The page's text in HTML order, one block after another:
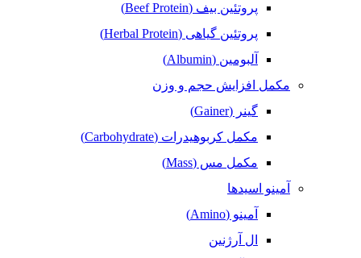
پروتئین بیف (Beef Protein)
پروتئین گیاهی (Herbal Protein)
آلبومین (Albumin)
مکمل افزایش حجم و وزن
گینر (Gainer)
مکمل کربوهیدرات (Carbohydrate)
مکمل مس (Mass)
آمینو اسیدها
آمینو (Amino)
ال آرژنین